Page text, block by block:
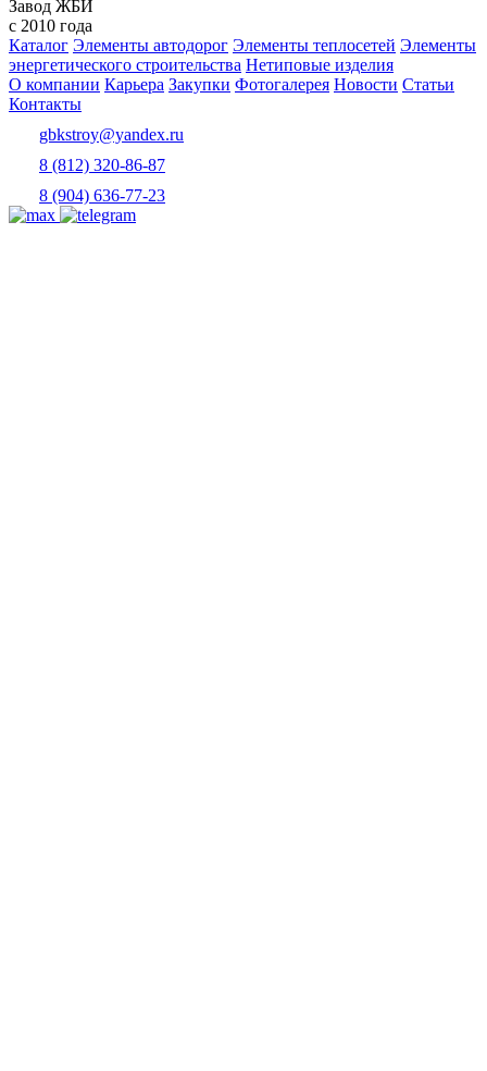
Завод ЖБИ
с 2010 года
Каталог Элементы автодорог Элементы теплосетей Элементы
энергетического строительства Нетиповые изделия
О компании Карьера Закупки Фотогалерея Новости Статьи
Контакты
gbkstroy@yandex.ru
8 (812) 320-86-87
8 (904) 636-77-23